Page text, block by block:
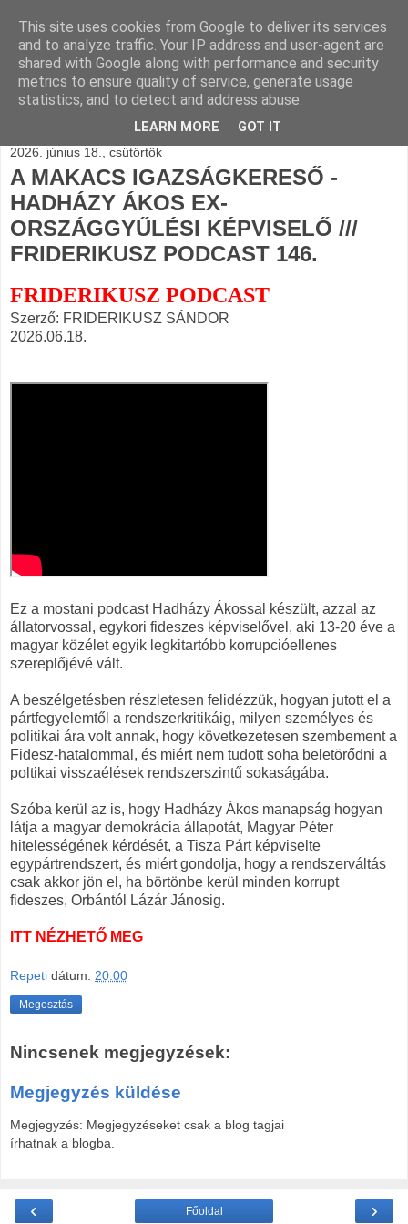
BLOGÁSZAT, napi
blogjava
2026. június 18., csütörtök
A MAKACS IGAZSÁGKERESŐ -
HADHÁZY ÁKOS EX-
ORSZÁGGYŰLÉSI KÉPVISELŐ ///
FRIDERIKUSZ PODCAST 146.
FRIDERIKUSZ PODCAST
Szerző: FRIDERIKUSZ SÁNDOR
2026.06.18.
Ez a mostani podcast Hadházy Ákossal készült, azzal az
állatorvossal, egykori fideszes képviselővel, aki 13-20 éve a
magyar közélet egyik legkitartóbb korrupcióellenes
szereplőjévé vált.
A beszélgetésben részletesen felidézzük, hogyan jutott el a
pártfegyelemtől a rendszerkritikáig, milyen személyes és
politikai ára volt annak, hogy következetesen szembement a
Fidesz-hatalommal, és miért nem tudott soha beletörődni a
poltikai visszaélések rendszerszintű sokaságába.
Szóba kerül az is, hogy Hadházy Ákos manapság hogyan
látja a magyar demokrácia állapotát, Magyar Péter
hitelességének kérdését, a Tisza Párt képviselte
egypártrendszert, és miért gondolja, hogy a rendszerváltás
csak akkor jön el, ha börtönbe kerül minden korrupt
fideszes, Orbántól Lázár Jánosig.
ITT NÉZHETŐ MEG
Repeti dátum: 20:00
Megosztás
Nincsenek megjegyzések:
Megjegyzés küldése
Megjegyzés: Megjegyzéseket csak a blog tagjai
írhatnak a blogba.
‹ ›
Főoldal
This site uses cookies from Google to deliver its services
and to analyze traffic. Your IP address and user-agent are
shared with Google along with performance and security
metrics to ensure quality of service, generate usage
statistics, and to detect and address abuse.
LEARN MORE GOT IT